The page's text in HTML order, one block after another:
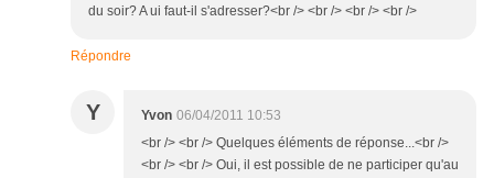
du soir? A ui faut-il s'adresser?<br /> <br /> <br /> <br />
Répondre
Y Yvon 06/04/2011 10:53
<br /> <br /> Quelques éléments de réponse...<br />
<br /> <br /> Oui, il est possible de ne participer qu'au